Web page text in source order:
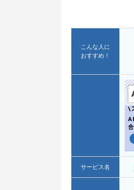
こんな人に
おすすめ！
サービス名